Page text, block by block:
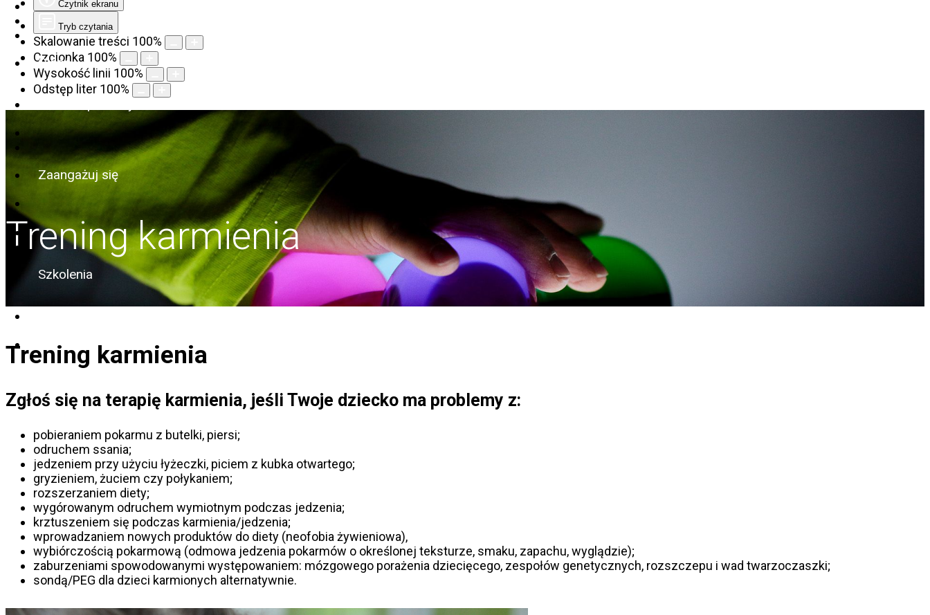
Czytnik ekranu
Tryb czytania
Skalowanie treści 100%
Czcionka 100%
Wysokość linii 100%
Odstęp liter 100%
O nas
Zaangażuj się
Szkolenia
Trening karmienia
Trening karmienia
Zgłoś się na terapię karmienia, jeśli Twoje dziecko ma problemy z:
pobieraniem pokarmu z butelki, piersi;
odruchem ssania;
jedzeniem przy użyciu łyżeczki, piciem z kubka otwartego;
gryzieniem, żuciem czy połykaniem;
rozszerzaniem diety;
wygórowanym odruchem wymiotnym podczas jedzenia;
krztuszeniem się podczas karmienia/jedzenia;
wprowadzaniem nowych produktów do diety (neofobia żywieniowa),
wybiórczością pokarmową (odmowa jedzenia pokarmów o określonej teksturze, smaku, zapachu, wyglądzie);
zaburzeniami spowodowanymi występowaniem: mózgowego porażenia dziecięcego, zespołów genetycznych, rozszczepu i wad twarzoczaszki;
sondą/PEG dla dzieci karmionych alternatywnie.